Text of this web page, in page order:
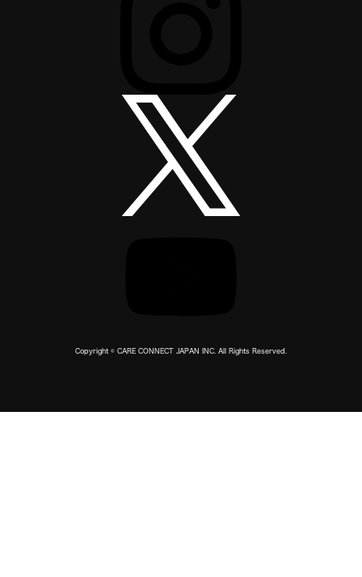
Copyright © CARE CONNECT JAPAN INC. All Rights Reserved.